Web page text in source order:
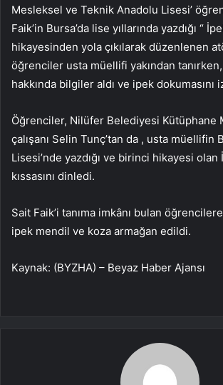
Mesleksel ve Teknik Anadolu Lisesi’
Faik’in Bursa’da lise yıllarında yazdığı “
hikayesinden yola çıkılarak düzenlenen
öğrenciler usta müellifi yakından
hakkında bilgiler aldı ve ipek dokumasını
Öğrenciler, Nilüfer Belediyesi Kütüphane
çalışanı Selin Tunç’tan da , usta müellifin
Lisesi’nde yazdığı ve birinci hikayesi
kıssasını dinledi.
Sait Faik’i tanıma imkânı bulan
ipek mendil ve koza armağan edildi.
Kaynak: (BYZHA) – Beyaz Haber Ajansı